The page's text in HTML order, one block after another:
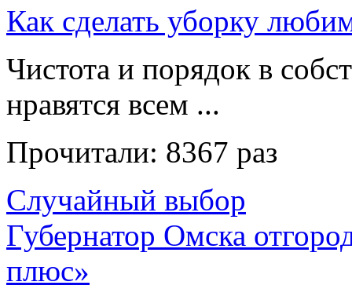
Как сделать уборку
Чистота и порядок в
нравятся всем ...
Прочитали: 8367 раз
Случайный выбор
Губернатор Омска
плюс»